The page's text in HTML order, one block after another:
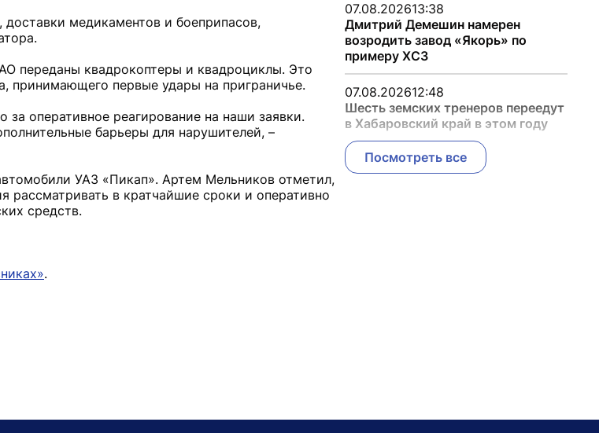
медикаментов и боеприпасов,
переданы квадрокоптеры и квадроциклы. Это
принимающего первые удары на приграничье.
оперативное реагирование на наши заявки.
барьеры для нарушителей, –
УАЗ «Пикап». Артем Мельников отметил,
рассматривать в кратчайшие сроки и оперативно
средств.
.
07.08.202613:38
Дмитрий Демешин намерен
возродить завод «Якорь» по
примеру ХСЗ
07.08.202612:48
Шесть земских тренеров переедут
в Хабаровский край в этом году
Посмотреть все